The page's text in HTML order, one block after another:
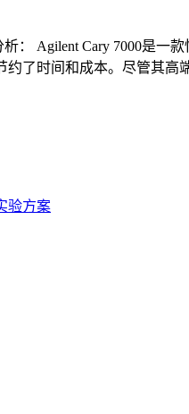
：
Agilent Cary 7000是一
了时间和成本。尽管其
验方案